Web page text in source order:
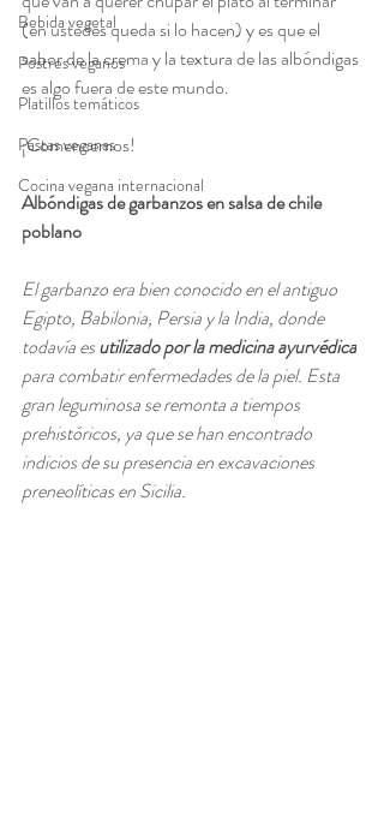
Bebida vegetal
Postres veganos
Platillos temáticos
Pastas veganas
Cocina vegana internacional
(en ustedes queda si lo hacen) y es que el
sabor de la crema y la textura de las albóndigas
es algo fuera de este mundo.
¡Comencemos!
Albóndigas de garbanzos en salsa de chile
poblano
El garbanzo era bien conocido en el antiguo
Egipto, Babilonia, Persia y la India, donde
todavía es utilizado por la medicina ayurvédica
para combatir enfermedades de la piel. Esta
gran leguminosa se remonta a tiempos
prehistóricos, ya que se han encontrado
indicios de su presencia en excavaciones
preneolíticas en Sicilia.